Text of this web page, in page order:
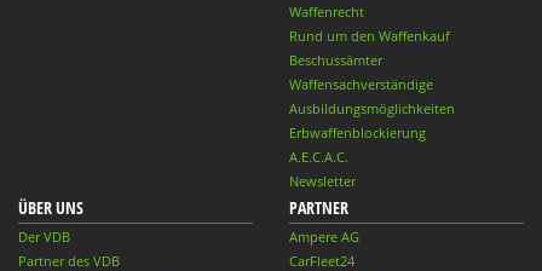
Waffenrecht
Rund um den Waffenkauf
Beschussämter
Waffensachverständige
Ausbildungsmöglichkeiten
Erbwaffenblockierung
A.E.C.A.C.
Newsletter
ÜBER UNS
Der VDB
Partner des VDB
PARTNER
Ampere AG
CarFleet24